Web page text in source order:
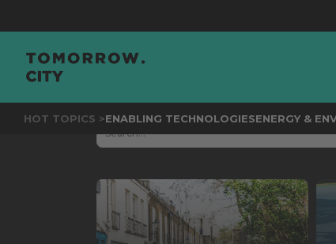
HOT TOPICS >ENABLING TECHNOLOGIESENERGY &